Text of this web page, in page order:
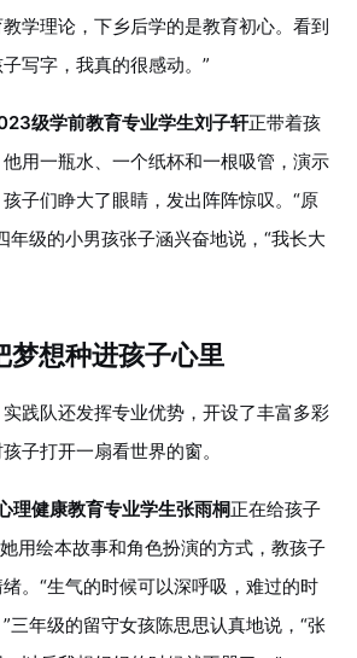
学理论，下乡后学的是教育初心。看到
写字，我真的很感动。”
级学前教育专业学生刘子轩正带着孩
用一瓶水、一个纸杯和一根吸管，演示
子们睁大了眼睛，发出阵阵惊叹。“原
年级的小男孩张子涵兴奋地说，“我长大
梦想种进孩子心里
践队还发挥专业优势，开设了丰富多彩
子打开一扇看世界的窗。
理健康教育专业学生张雨桐正在给孩子
用绘本故事和角色扮演的方式，教孩子
。“生气的时候可以深呼吸，难过的时
三年级的留守女孩陈思思认真地说，“张